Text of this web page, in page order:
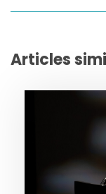
Articles